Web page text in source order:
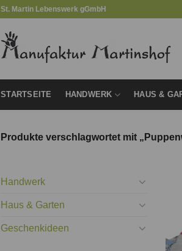
St. Martin Lebenswerk gGmbH
STARTSEITE HANDWERK HAUS &
Produkte verschlagwortet mit
Handwerk
Haus & Garten
Geschenkideen